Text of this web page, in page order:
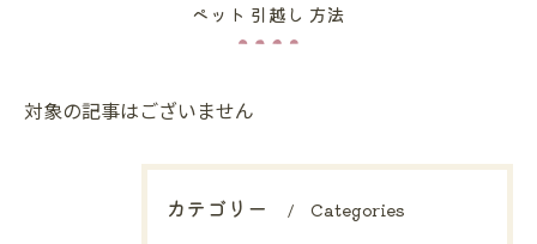
ペット 引越し 方法
対象の記事はございません
カテゴリー Categories